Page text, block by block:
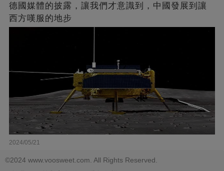
德國媒體的披露，讓我們才意識到，中國發展到讓
西方嘆服的地步
2024/05/21
©2024 www.voosweet.com. All Rights Reserved.